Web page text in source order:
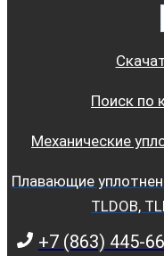
Поиск по
Механические
Плавающие
TLDOB,
+7 (863) 445-